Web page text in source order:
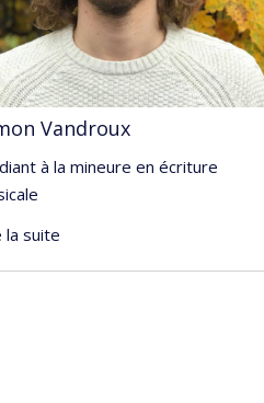
Vandroux
à la mineure en écriture
la suite